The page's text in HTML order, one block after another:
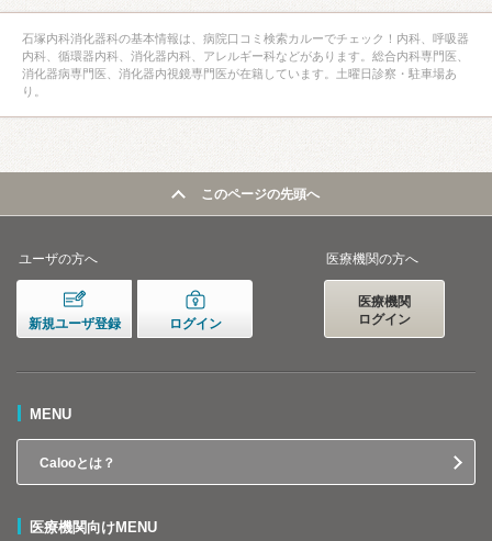
石塚内科消化器科の基本情報は、病院口コミ検索カルーでチェック！内科、呼吸器
内科、循環器内科、消化器内科、アレルギー科などがあります。総合内科専門医、
消化器病専門医、消化器内視鏡専門医が在籍しています。土曜日診察・駐車場あ
り。
このページの先頭へ
ユーザの方へ
新規ユーザ登録 ログイン
医療機関の方へ
医療機関
ログイン
MENU
Calooとは？
医療機関向けMENU